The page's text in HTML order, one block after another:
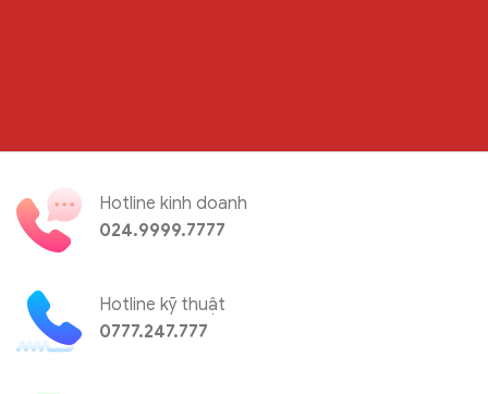
Hotline kinh doanh
024.9999.7777
Hotline kỹ thuật
0777.247.777